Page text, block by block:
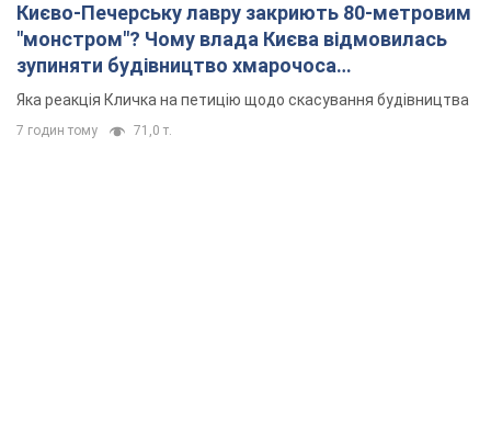
Києво-Печерську лавру закриють 80-метровим
"монстром"? Чому влада Києва відмовилась
зупиняти будівництво хмарочоса
"московського вірянина"
Яка реакція Кличка на петицію щодо скасування будівництва
7 годин тому 71,0 т.